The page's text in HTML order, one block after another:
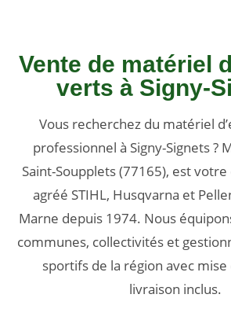
Vente de matériel
verts à Signy-
Vous recherchez du matériel
professionnel à Signy-Signets ?
Saint-Soupplets (77165), est
agréé STIHL, Husqvarna et
Marne depuis 1974. Nous
communes, collectivités et
sportifs de la région avec
livraison inclus.